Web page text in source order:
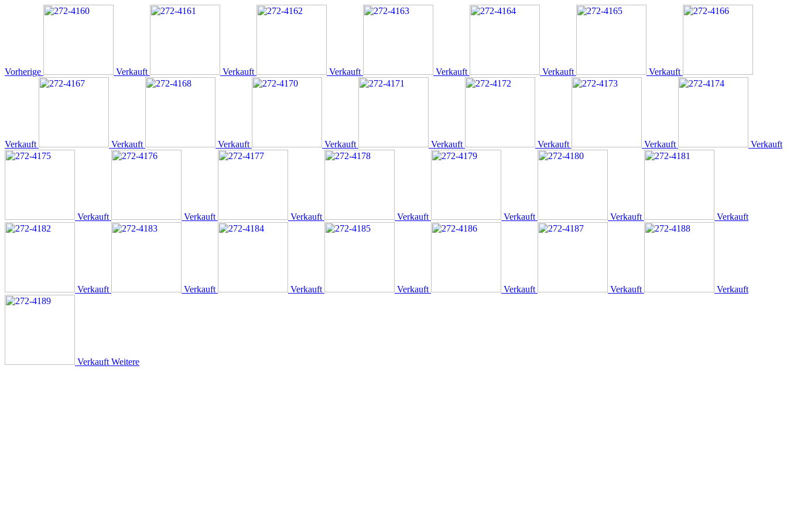
Vorherige Verkauft Verkauft Verkauft Verkauft Verkauft Verkauft
Verkauft Verkauft Verkauft Verkauft Verkauft Verkauft Verkauft Verkauft
Verkauft Verkauft Verkauft Verkauft Verkauft Verkauft Verkauft
Verkauft Verkauft Verkauft Verkauft Verkauft Verkauft Verkauft
Verkauft Weitere